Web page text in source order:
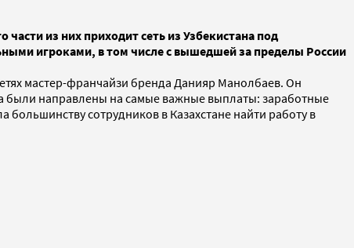
из них приходит сеть из Узбекистана под
игроками, в том числе с вышедшей за пределы России
мастер-франчайзи бренда Данияр Манолбаев. Он
были направлены на самые важные выплаты: заработные
сотрудников в Казахстане найти работу в